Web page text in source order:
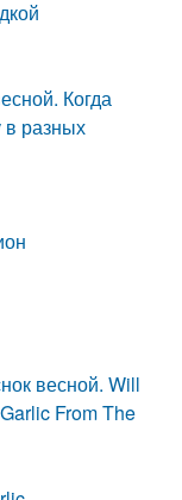
Когда
в разных
весной. Will
From The